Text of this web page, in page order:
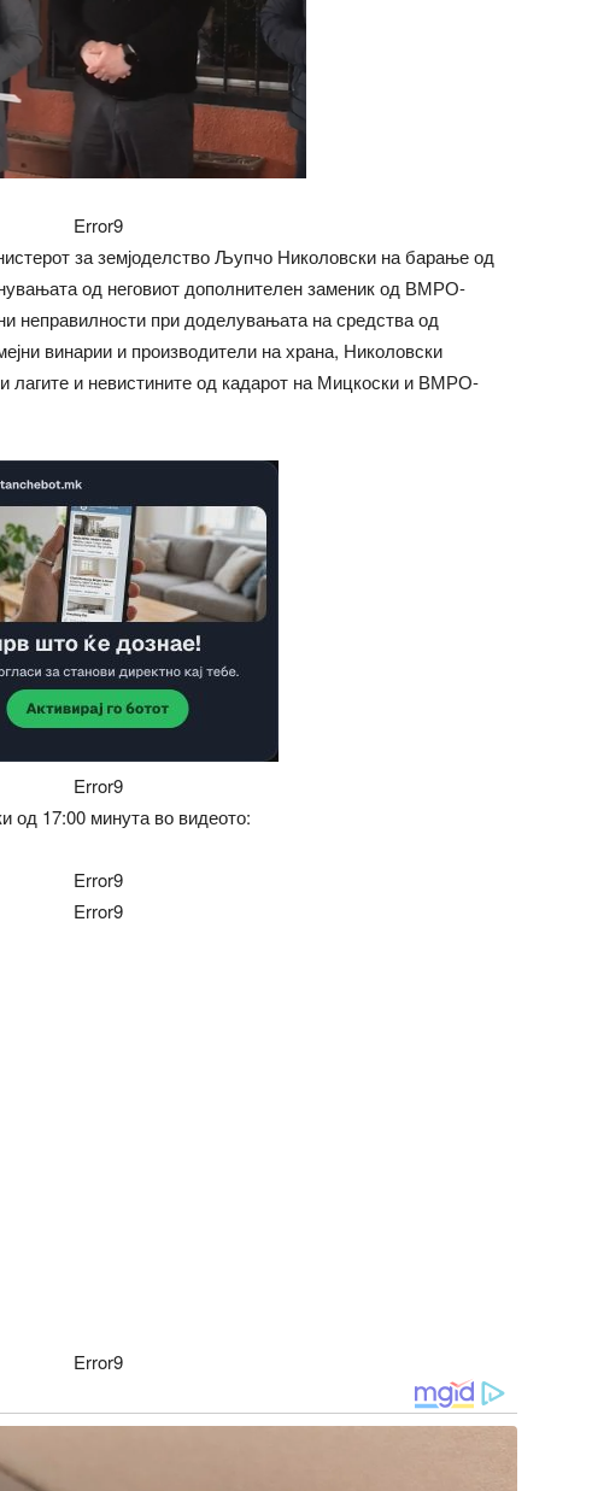
Error9
за земјоделство Љупчо Николовски на барање од
од неговиот дополнителен заменик од ВМРО-
неправилности при доделувањата на средства од
винарии и производители на храна, Николовски
лагите и невистините од кадарот на Мицкоски и ВМРО-
Error9
од 17:00 минута во видеото:
Error9
Error9
Error9